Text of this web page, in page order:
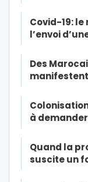
Covid-19:
l’envoi
Des
à
Quand la
suscite un